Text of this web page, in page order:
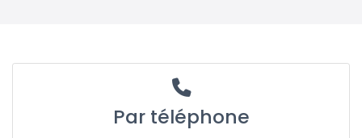
Par téléphone
Les bons de commande doivent être validés avant le 31
août pour bénéficier du dispositif exceptionnel.
Nous contacter